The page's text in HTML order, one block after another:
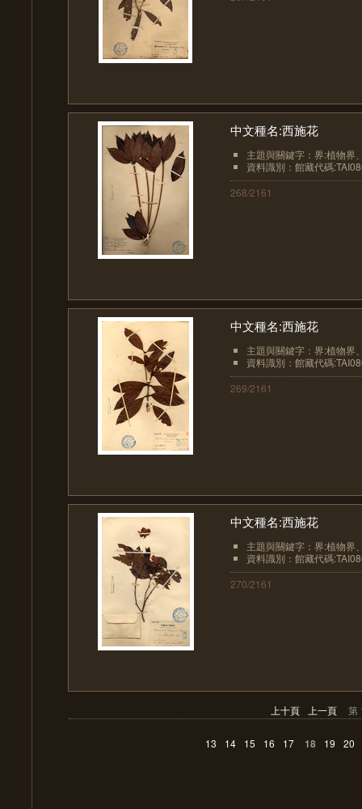
中文種名:西施花
主題與關鍵字：界:植物界
資料識別：館藏代碼
268/2161
中文種名:西施花
主題與關鍵字：界:植物界
資料識別：館藏代碼
269/2161
中文種名:西施花
主題與關鍵字：界:植物界
資料識別：館藏代碼
270/2161
上十頁 上一頁 第
13 14 15 16 17 18 19 20